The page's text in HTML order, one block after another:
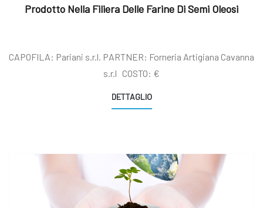
Prodotto Nella Filiera Delle Farine Di Semi Oleosi
CAPOFILA: Pariani s.r.l. PARTNER: Forneria Artigiana Cavanna
s.r.l COSTO: €
DETTAGLIO